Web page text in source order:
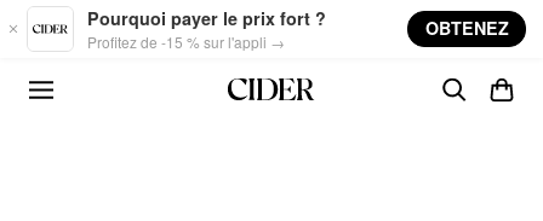
Skip to main content
Pourquoi payer le prix fort ?
Profitez de -15 % sur l'appli →
OBTENEZ